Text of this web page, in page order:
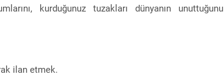
kurduğunuz tuzakları dünyanın unuttuğunu
ilan etmek.